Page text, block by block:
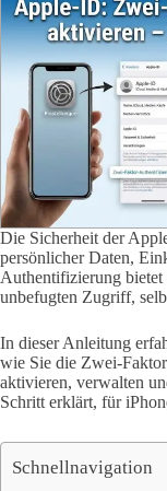
Die Sicherheit der
persönlicher Daten,
Authentifizierung bietet
unbefugten Zugriff,
In dieser Anleitung
wie Sie die Zwei-
aktivieren, verwalten
Schritt erklärt, für
Schnellnavigation